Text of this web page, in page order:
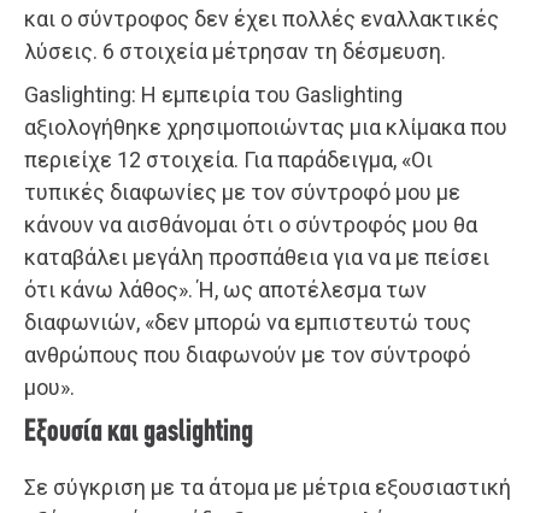
και ο σύντροφος δεν έχει πολλές εναλλακτικές
λύσεις. 6 στοιχεία μέτρησαν τη δέσμευση.
Gaslighting: Η εμπειρία του Gaslighting
αξιολογήθηκε χρησιμοποιώντας μια κλίμακα που
περιείχε 12 στοιχεία. Για παράδειγμα, «Οι
τυπικές διαφωνίες με τον σύντροφό μου με
κάνουν να αισθάνομαι ότι ο σύντροφός μου θα
καταβάλει μεγάλη προσπάθεια για να με πείσει
ότι κάνω λάθος». Ή, ως αποτέλεσμα των
διαφωνιών, «δεν μπορώ να εμπιστευτώ τους
ανθρώπους που διαφωνούν με τον σύντροφό
μου».
Εξουσία και gaslighting
Σε σύγκριση με τα άτομα με μέτρια εξουσιαστική